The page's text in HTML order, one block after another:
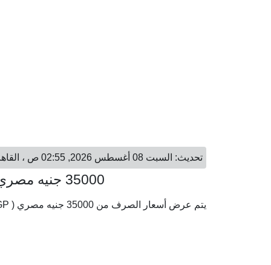
تحديث: السبت 08 أغسطس 2026, 02:55 ص ، القاهرة - السبت 08 أغسطس 2026, 02:55 ص ، الدوحة
35000 جنيه مصري = 2,561.96 ريال قطري
يتم عرض أسعار الصرف من 35000 جنيه مصري ( EGP) إلى الريال القطري ( QAR) وفقا لأحدث أسعار الصرف.